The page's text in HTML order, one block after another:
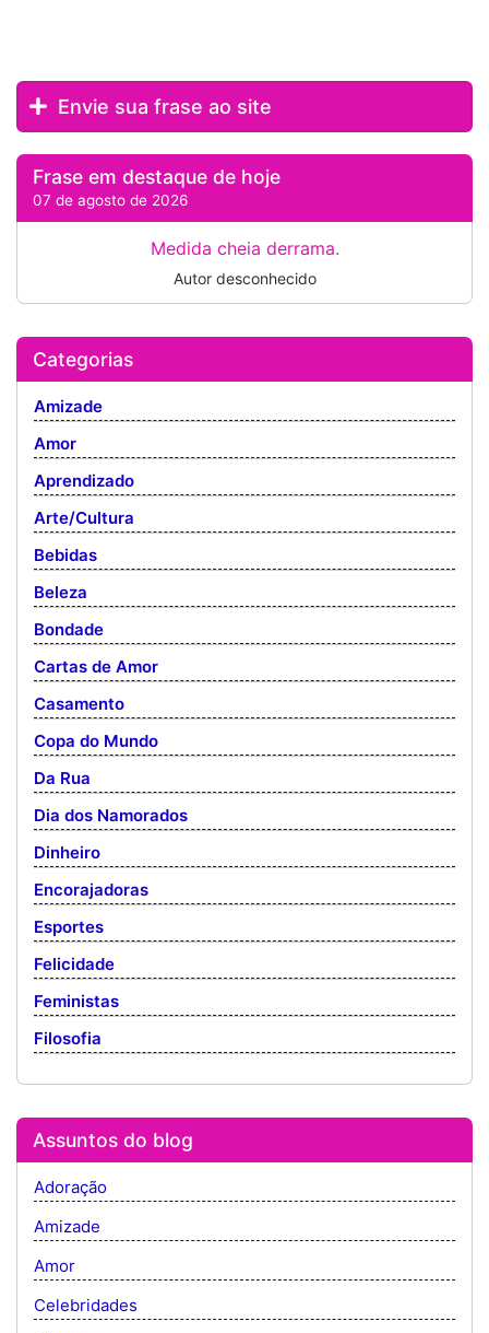
Envie sua frase ao site
Frase em destaque de hoje
07 de agosto de 2026
Medida cheia derrama.
Autor desconhecido
Categorias
Amizade
Amor
Aprendizado
Arte/Cultura
Bebidas
Beleza
Bondade
Cartas de Amor
Casamento
Copa do Mundo
Da Rua
Dia dos Namorados
Dinheiro
Encorajadoras
Esportes
Felicidade
Feministas
Filosofia
Assuntos do blog
Adoração
Amizade
Amor
Celebridades